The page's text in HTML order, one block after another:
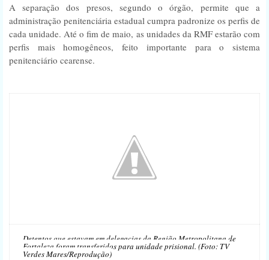
A separação dos presos, segundo o órgão, permite que a
administração penitenciária estadual cumpra padronize os perfis de
cada unidade. Até o fim de maio, as unidades da RMF estarão com
perfis mais homogêneos, feito importante para o sistema
penitenciário cearense.
Detentos que estavam em delegacias da Região Metropolitana de
Fortaleza foram transferidos para unidade prisional. (Foto: TV
Verdes Mares/Reprodução)